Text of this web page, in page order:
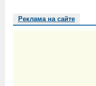
Реклама на сайте